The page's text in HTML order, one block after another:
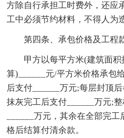
方除自行承担工时费外，还应
工中必须节约材料，不得人为
第四条、承包价格及工程
甲方以每平方米(建筑面
算)______元/平方米价格承包
后支付______万元;每层封顶
抹灰完工后支付______万元;
______万元，其余在全部完
格后结算付清余款。